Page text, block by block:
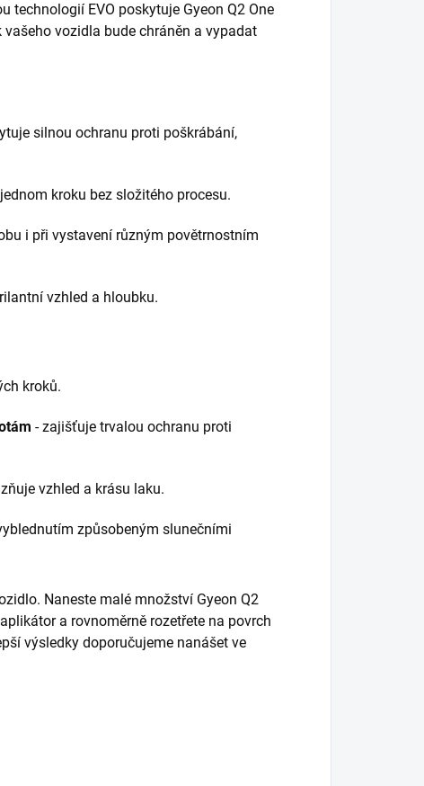
technologií EVO poskytuje Gyeon Q2 One
vozidla bude chráněn a vypadat
silnou ochranu proti poškrábání,
kroku bez složitého procesu.
i při vystavení různým povětrnostním
vzhled a hloubku.
kroků.
- zajišťuje trvalou ochranu proti
vzhled a krásu laku.
způsobeným slunečními
Naneste malé množství Gyeon Q2
a rovnoměrně rozetřete na povrch
výsledky doporučujeme nanášet ve